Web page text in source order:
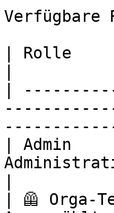
Verfügbare
| Rolle
|
| Admin
| 🦺